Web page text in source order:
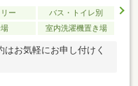
ー
バス・トイレ別
室内洗濯機置き場
お気軽にお申し付けく